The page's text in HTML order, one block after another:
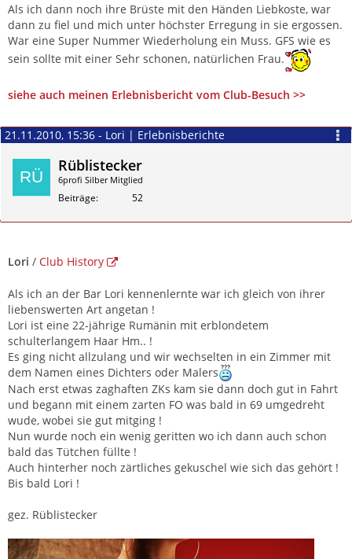
Als ich dann noch ihre Brüste mit den Händen Liebkoste, war
dann zu fiel und mich unter höchster Erregung in sie ergossen.
War eine Super Nummer Wiederholung ein Muss. GFS wie es
sein sollte mit einer Sehr schonen, natürlichen Frau.
siehe auch meinen Erlebnisbericht vom Club-Besuch >>
21.11.2010, 15:36 - Lori | Erlebnisberichte
Rüblistecker
6profi Silber Mitglied
Beiträge 52
Lori / Club History
Als ich an der Bar Lori kennenlernte war ich gleich von ihrer
liebenswerten Art angetan !
Lori ist eine 22-jährige Rumänin mit erblondetem
schulterlangem Haar Hm.. !
Es ging nicht allzulang und wir wechselten in ein Zimmer mit
dem Namen eines Dichters oder Malers
Nach erst etwas zaghaften ZKs kam sie dann doch gut in Fahrt
und begann mit einem zarten FO was bald in 69 umgedreht
wude, wobei sie gut mitging !
Nun wurde noch ein wenig geritten wo ich dann auch schon
bald das Tütchen füllte !
Auch hinterher noch zärtliches gekuschel wie sich das gehört !
Bis bald Lori !
gez. Rüblistecker